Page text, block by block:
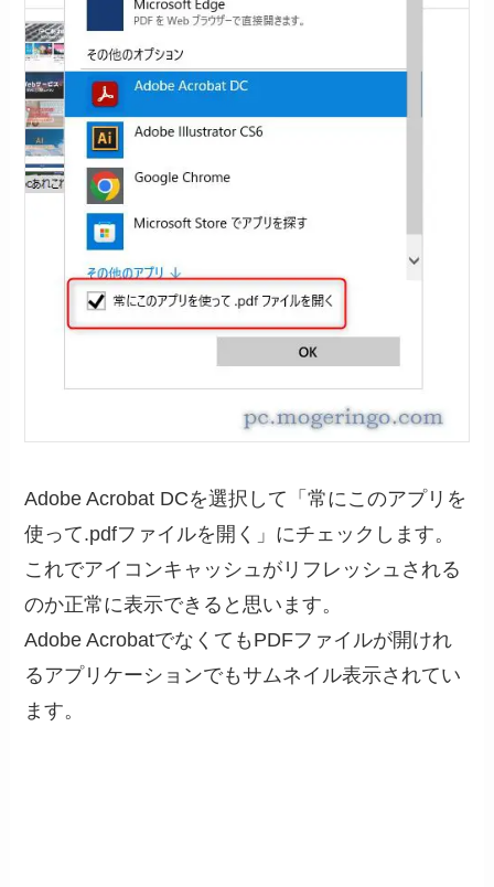
Adobe Acrobat DCを選択して「常にこのアプリを
使って.pdfファイルを開く」にチェックします。
これでアイコンキャッシュがリフレッシュされる
のか正常に表示できると思います。
Adobe AcrobatでなくてもPDFファイルが開けれ
るアプリケーションでもサムネイル表示されてい
ます。